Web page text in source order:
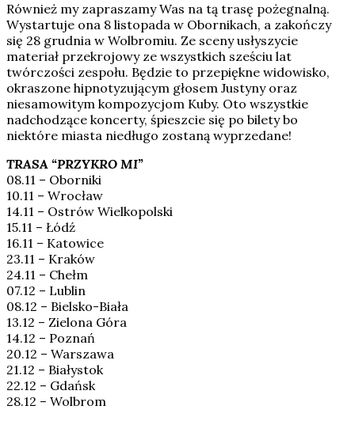
Również my zapraszamy Was na tą trasę pożegnalną.
Wystartuje ona 8 listopada w Obornikach, a zakończy
się 28 grudnia w Wolbromiu. Ze sceny usłyszycie
materiał przekrojowy ze wszystkich sześciu lat
twórczości zespołu. Będzie to przepiękne widowisko,
okraszone hipnotyzującym głosem Justyny oraz
niesamowitym kompozycjom Kuby. Oto wszystkie
nadchodzące koncerty, śpieszcie się po bilety bo
niektóre miasta niedługo zostaną wyprzedane!
TRASA “PRZYKRO MI”
08.11 – Oborniki
10.11 – Wrocław
14.11 – Ostrów Wielkopolski
15.11 – Łódź
16.11 – Katowice
23.11 – Kraków
24.11 – Chełm
07.12 – Lublin
08.12 – Bielsko-Biała
13.12 – Zielona Góra
14.12 – Poznań
20.12 – Warszawa
21.12 – Białystok
22.12 – Gdańsk
28.12 – Wolbrom